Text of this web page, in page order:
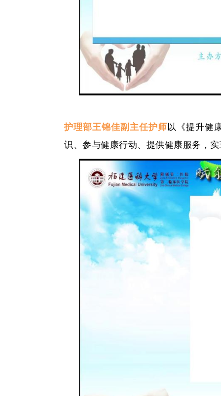
护理部王锦佳副主任护师 以《提升健
识、参与健康行动、提供健康服务，